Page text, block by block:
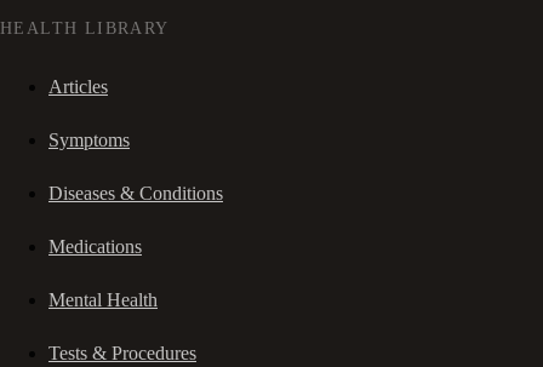
HEALTH LIBRARY
Articles
Symptoms
Diseases & Conditions
Medications
Mental Health
Tests & Procedures